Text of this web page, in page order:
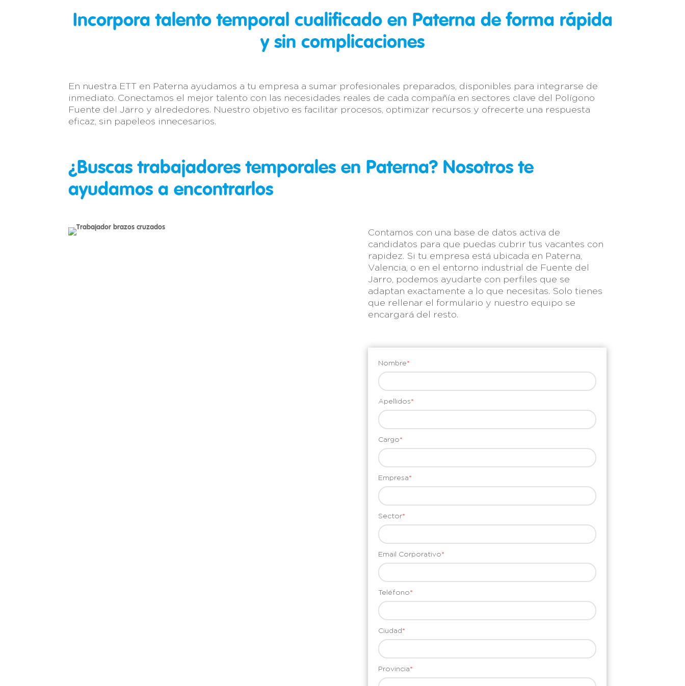
Incorpora talento temporal cualificado en Paterna de forma rápida
y sin complicaciones
En nuestra ETT en Paterna ayudamos a tu empresa a sumar profesionales preparados, disponibles para integrarse de
inmediato. Conectamos el mejor talento con las necesidades reales de cada compañía en sectores clave del Polígono
Fuente del Jarro y alrededores. Nuestro objetivo es facilitar procesos, optimizar recursos y ofrecerte una respuesta
eficaz, sin papeleos innecesarios.
¿Buscas trabajadores temporales en Paterna? Nosotros te
ayudamos a encontrarlos
Contamos con una base de datos activa de
candidatos para que puedas cubrir tus vacantes con
rapidez. Si tu empresa está ubicada en Paterna,
Valencia, o en el entorno industrial de Fuente del
Jarro, podemos ayudarte con perfiles que se
adaptan exactamente a lo que necesitas. Solo tienes
que rellenar el formulario y nuestro equipo se
encargará del resto.
Nombre*
Apellidos*
Cargo*
Empresa*
Sector*
Email Corporativo*
Teléfono*
Ciudad*
Provincia*